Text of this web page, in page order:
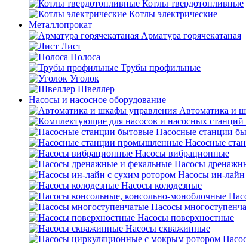
Котлы твердотопливные
Котлы электрические
Металлопрокат
Арматура горячекатаная
Лист
Полоса
Трубы профильные
Уголок
Швеллер
Насосы и насосное оборудование
Автоматика и
Насосные станции
Насосные
Насосы вибрационные
Насосы
Насосы ин-
Насосы колодезные
Насосы
Насосы поверхностные
Насосы скважинные